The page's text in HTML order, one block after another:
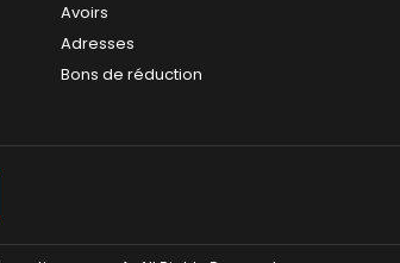
Avoirs
Adresses
Bons de réduction